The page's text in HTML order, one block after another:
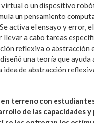
virtual o un dispositivo
un pensamiento
activa el ensayo y error,
a cabo tareas
reflexiva o abstracción
una teoría que
idea de abstracción
terreno con
de las capacidades